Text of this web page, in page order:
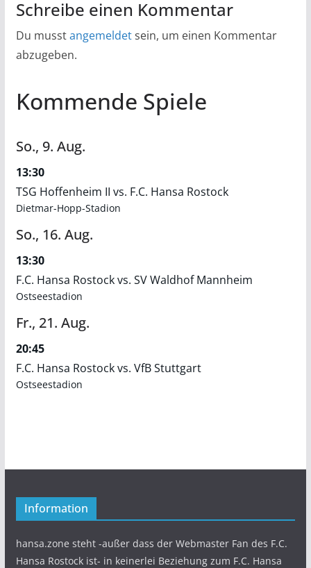
Schreibe einen Kommentar
Du musstangemeldetsein, um einen Kommentar
abzugeben.
Kommende Spiele
So., 9. Aug.
13:30
TSG Hoffenheim II vs. F.C. Hansa Rostock
Dietmar-Hopp-Stadion
So., 16. Aug.
13:30
F.C. Hansa Rostock vs. SV Waldhof Mannheim
Ostseestadion
Fr., 21. Aug.
20:45
F.C. Hansa Rostock vs. VfB Stuttgart
Ostseestadion
Information
hansa.zone steht -außer dass der Webmaster Fan des F.C.
Hansa Rostock ist- in keinerlei Beziehung zum F.C. Hansa